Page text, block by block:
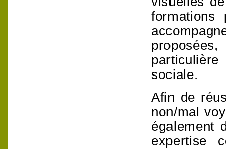
formations
sociale.
Afin de
non/mal
également
expertise